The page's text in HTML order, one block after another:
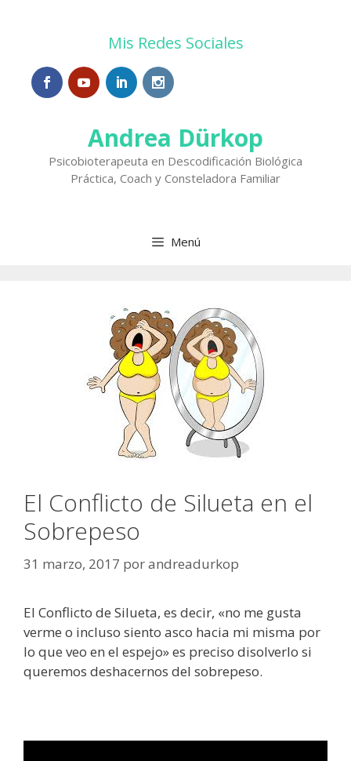
Mis Redes Sociales
Andrea Dürkop
Psicobioterapeuta en Descodificación Biológica
Práctica, Coach y Consteladora Familiar
Menú
El Conflicto de Silueta en el
Sobrepeso
31 marzo, 2017 porandreadurkop
El Conflicto de Silueta, es decir, «no me gusta
verme o incluso siento asco hacia mi misma por
lo que veo en el espejo» es preciso disolverlo si
queremos deshacernos del sobrepeso.